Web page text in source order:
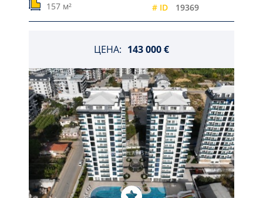
157 м²
# ID 19369
ЦЕНА: 143 000 €